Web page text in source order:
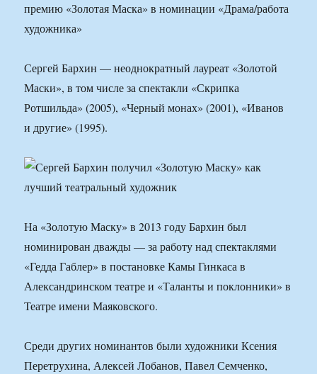
премию «Золотая Маска» в номинации «Драма/работа
художника»
Сергей Бархин — неоднократный лауреат «Золотой
Маски», в том числе за спектакли «Скрипка
Ротшильда» (2005), «Черный монах» (2001), «Иванов
и другие» (1995).
На «Золотую Маску» в 2013 году Бархин был
номинирован дважды — за работу над спектаклями
«Гедда Габлер» в постановке Камы Гинкаса в
Александринском театре и «Таланты и поклонники» в
Театре имени Маяковского.
Среди других номинантов были художники Ксения
Перетрухина, Алексей Лобанов, Павел Семченко,